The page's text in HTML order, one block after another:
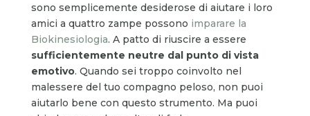
sono semplicemente desiderose di aiutare i loro
amici a quattro zampe possono imparare la
Biokinesiologia. A patto di riuscire a essere
sufficientemente neutre dal punto di vista
emotivo. Quando sei troppo coinvolto nel
malessere del tuo compagno peloso, non puoi
aiutarlo bene con questo strumento. Ma puoi